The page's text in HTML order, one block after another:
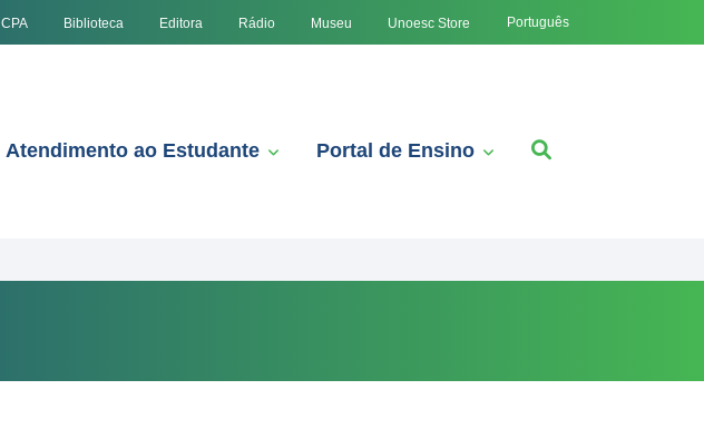
CPA Biblioteca Editora Rádio Museu Unoesc Store Português
Atendimento ao Estudante Portal de Ensino